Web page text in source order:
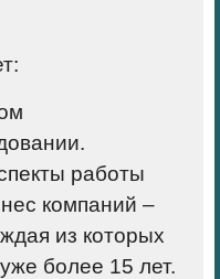
работы
компаний –
из которых
более 15 лет.